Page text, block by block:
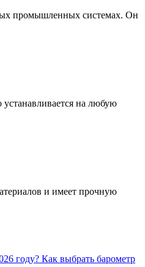
промышленных системах. Он
на любую
и имеет прочную
году? Как выбрать барометр